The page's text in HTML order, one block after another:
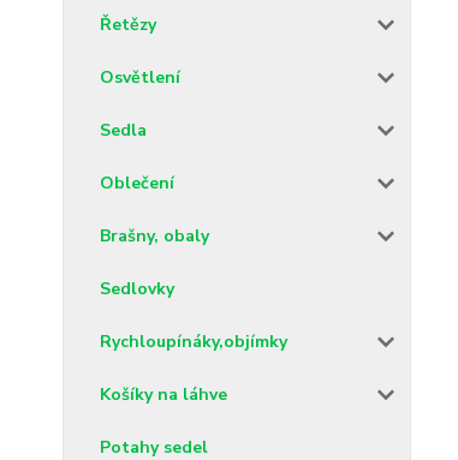
Řetězy
Osvětlení
Sedla
Oblečení
Brašny, obaly
Sedlovky
Rychloupínáky,objímky
Košíky na láhve
Potahy sedel